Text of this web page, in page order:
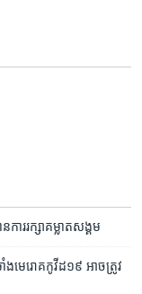
ររក្សា​គម្លាត​សង្គម​
ងមេរោគកូវីដ១៩ អាចត្រូវ